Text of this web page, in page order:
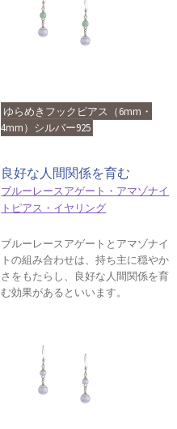
ゆらめきフックピアス（6mm・
4mm）シルバー925
良好な人間関係を育む
ブルーレースアゲート・アマゾナイ
トピアス・イヤリング
ブルーレースアゲートとアマゾナイ
トの組み合わせは、持ち主に穏やか
さをもたらし、良好な人間関係を育
む効果があるといいます。